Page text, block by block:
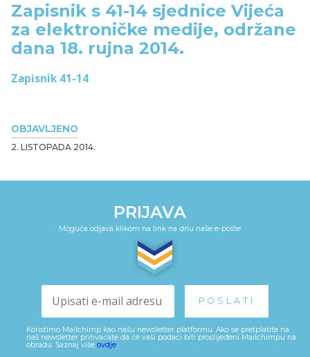
OBJAVLJENO
2. LISTOPADA 2014.
Zapisnik s 41-14 sjednice Vijeća
za elektroničke medije, održane
dana 18. rujna 2014.
Zapisnik 41-14
PRIJAVA
Moguća odjava klikom na link na dnu naše e-pošte
Koristimo Mailchimp kao našu newsletter platformu. Ako se pretplatite na
naš newsletter prihvaćate da će vaši podaci biti proslijeđeni Mailchimpu na
obradu. Saznaj više ovdje